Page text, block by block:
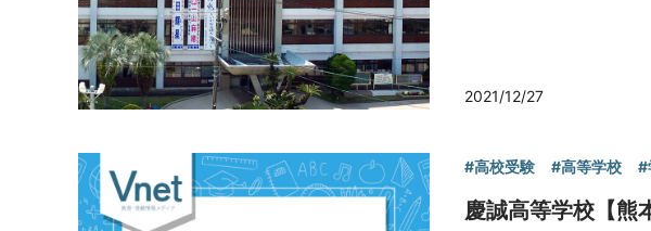
2021/12/27
#高校受験 #高等学校 #
慶誠高等学校【熊